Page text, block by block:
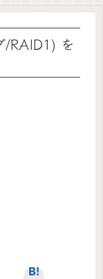
/RAID1) を